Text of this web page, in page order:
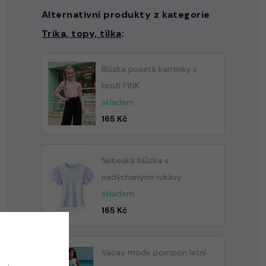
Alternativní produkty z kategorie
Trika, topy, tílka:
Blůzka posetá kamínky s
broží PINK
skladem
165 Kč
Nebeská blůzka s
nadýchanými rukávy
skladem
165 Kč
Vacay mode pompon letní